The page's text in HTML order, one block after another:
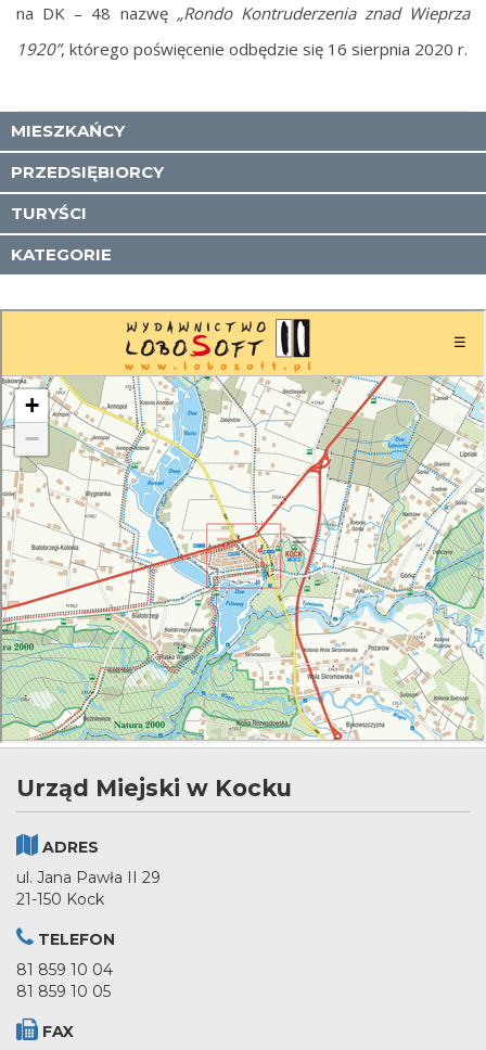
na DK – 48 nazwę „Rondo Kontruderzenia znad Wieprza
1920”, którego poświęcenie odbędzie się 16 sierpnia 2020 r.
MIESZKAŃCY
PRZEDSIĘBIORCY
TURYŚCI
KATEGORIE
Urząd Miejski w Kocku
ADRES
ul. Jana Pawła II 29
21-150 Kock
TELEFON
81 859 10 04
81 859 10 05
FAX